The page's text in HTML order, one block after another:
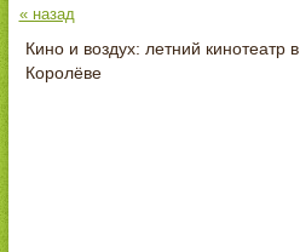
« назад
Кино и воздух: летний кинотеатр в
Королёве